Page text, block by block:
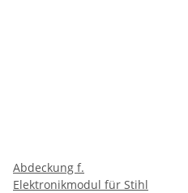
Abdeckung f.
Elektronikmodul für Stihl